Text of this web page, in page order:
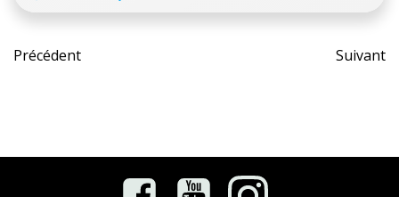
Post
Précédent Suivant